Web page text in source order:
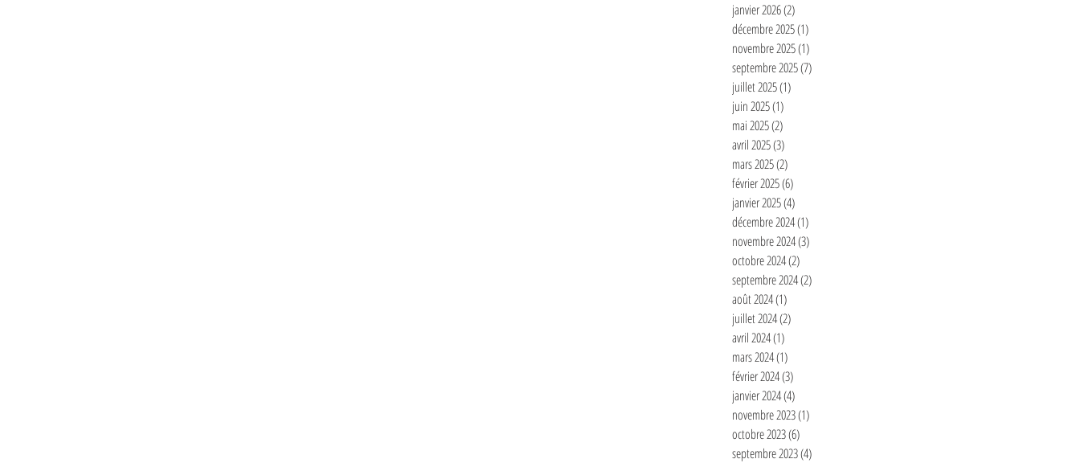
janvier 2026(2)
décembre 2025(1)
novembre 2025(1)
septembre 2025(7)
juillet 2025(1)
juin 2025(1)
mai 2025(2)
avril 2025(3)
mars 2025(2)
février 2025(6)
janvier 2025(4)
décembre 2024(1)
novembre 2024(3)
octobre 2024(2)
septembre 2024(2)
août 2024(1)
juillet 2024(2)
avril 2024(1)
mars 2024(1)
février 2024(3)
janvier 2024(4)
novembre 2023(1)
octobre 2023(6)
septembre 2023(4)